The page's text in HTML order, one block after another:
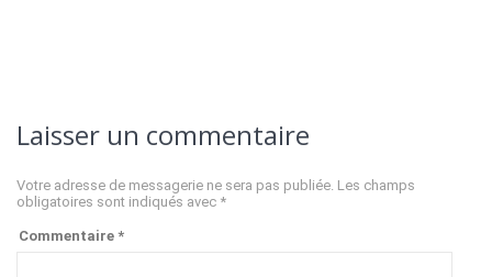
Laisser un commentaire
Votre adresse de messagerie ne sera pas publiée. Les champs
obligatoires sont indiqués avec *
Commentaire *